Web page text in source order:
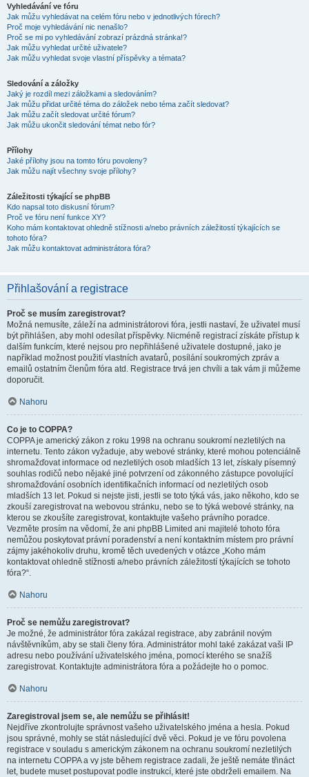
Vyhledávání ve fóru
Jak můžu vyhledávat na celém fóru nebo v jednotlivých fórech?
Proč moje vyhledávání nic nenašlo?
Proč se mi po vyhledávání zobrazí prázdná stránka!?
Jak můžu vyhledat určité uživatele?
Jak můžu vyhledat svoje vlastní příspěvky a témata?
Sledování a záložky
Jaký je rozdíl mezi záložkami a sledováním?
Jak můžu přidat určité téma do záložek nebo téma začít sledovat?
Jak můžu začít sledovat určité fórum?
Jak můžu ukončit sledování témat nebo fór?
Přílohy
Jaké přílohy jsou na tomto fóru povoleny?
Jak můžu najít všechny svoje přílohy?
Záležitosti týkající se phpBB
Kdo napsal toto diskusní fórum?
Proč ve fóru není funkce XY?
Koho mám kontaktovat ohledně stížnosti a/nebo právních záležitostí týkajících se
tohoto fóra?
Jak můžu kontaktovat administrátora fóra?
Přihlašování a registrace
Proč se musím zaregistrovat?
Možná nemusíte, záleží na administrátorovi fóra, jestli nastaví, že uživatel musí
být přihlášen, aby mohl odesílat příspěvky. Nicméně registrací získáte přístup k
dalším funkcím, které nejsou pro nepřihlášené uživatele dostupné, jako je
například možnost použití vlastních avatarů, posílání soukromých zpráv a
emailů ostatním členům fóra atd. Registrace trvá jen chvíli a tak vám ji můžeme
doporučit.
Nahoru
Co je to COPPA?
COPPA je americký zákon z roku 1998 na ochranu soukromí nezletilých na
internetu. Tento zákon vyžaduje, aby webové stránky, které mohou potenciálně
shromažďovat informace od nezletilých osob mladších 13 let, získaly písemný
souhlas rodičů nebo nějaké jiné potvrzení od zákonného zástupce povolující
shromažďování osobních identifikačních informací od nezletilých osob
mladších 13 let. Pokud si nejste jisti, jestli se toto týká vás, jako někoho, kdo se
zkouší zaregistrovat na webovou stránku, nebo se to týká webové stránky, na
kterou se zkoušíte zaregistrovat, kontaktujte vašeho právního poradce.
Vezměte prosím na vědomí, že ani phpBB Limited ani majitelé tohoto fóra
nemůžou poskytovat právní poradenství a není kontaktním místem pro právní
zájmy jakéhokoliv druhu, kromě těch uvedených v otázce „Koho mám
kontaktovat ohledně stížnosti a/nebo právních záležitostí týkajících se tohoto
fóra?“.
Nahoru
Proč se nemůžu zaregistrovat?
Je možné, že administrátor fóra zakázal registrace, aby zabránil novým
návštěvníkům, aby se stali členy fóra. Administrátor mohl také zakázat vaši IP
adresu nebo používání uživatelského jména, pomocí kterého se snažíš
zaregistrovat. Kontaktujte administrátora fóra a požádejte ho o pomoc.
Nahoru
Zaregistroval jsem se, ale nemůžu se přihlásit!
Nejdříve zkontrolujte správnost vašeho uživatelského jména a hesla. Pokud
jsou správné, mohly se stát následující dvě věci. Pokud je ve fóru povolena
registrace v souladu s americkým zákonem na ochranu soukromí nezletilých
na internetu COPPA a vy jste během registrace zadali, že ještě nemáte třináct
let, budete muset postupovat podle instrukcí, které jste obdrželi emailem. Na